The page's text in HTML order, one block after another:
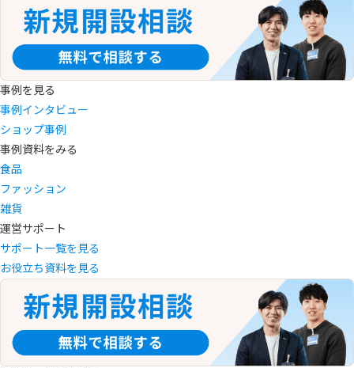
事例を見る
事例インタビュー
ショップ事例
事例資料をみる
食品
ファッション
雑貨
運営サポート
サポート一覧を見る
お役立ち資料を見る